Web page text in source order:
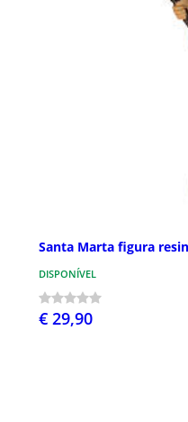
Santa Marta figura
DISPONÍVEL
€ 29,90